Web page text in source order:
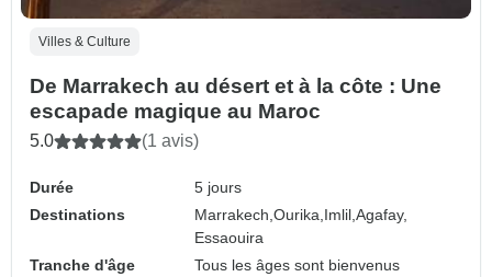
Villes & Culture
De Marrakech au désert et à la côte : Une
escapade magique au Maroc
5.0 (1 avis)
Durée
5 jours
Destinations
Marrakech,Ourika, Imlil,Agafay,
Essaouira
Tranche d'âge
Tous les âges sont bienvenus